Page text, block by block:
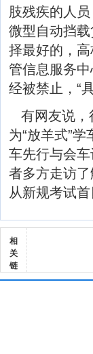
肢残疾的人
微型自动挡
择最好的，
管信息服务
经被禁止，“
有网友说，
为“放羊式”
车先行与会
者多方走访
从新规考试
相
关
链